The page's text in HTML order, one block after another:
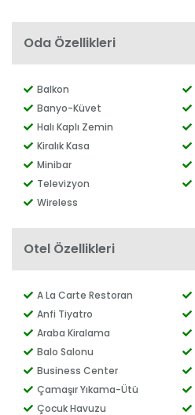
Oda Özellikleri
Balkon
Banyo-Küvet
Halı Kaplı Zemin
Kiralık Kasa
Minibar
Televizyon
Wireless
Otel Özellikleri
A La Carte Restoran
Anfi Tiyatro
Araba Kiralama
Balo Salonu
Business Center
Çamaşır Yıkama-Ütü
Çocuk Havuzu